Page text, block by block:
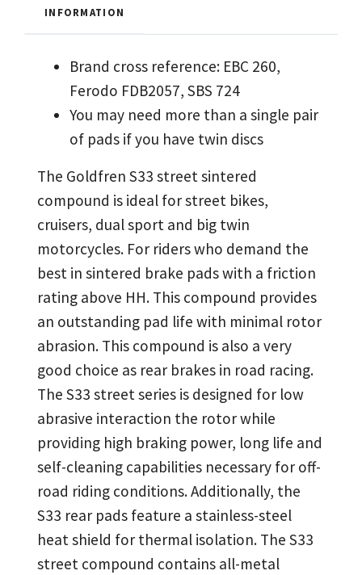
INFORMATION
Brand cross reference: EBC 260,
Ferodo FDB2057, SBS 724
You may need more than a single pair
of pads if you have twin discs
The Goldfren S33 street sintered
compound is ideal for street bikes,
cruisers, dual sport and big twin
motorcycles. For riders who demand the
best in sintered brake pads with a friction
rating above HH. This compound provides
an outstanding pad life with minimal rotor
abrasion. This compound is also a very
good choice as rear brakes in road racing.
The S33 street series is designed for low
abrasive interaction the rotor while
providing high braking power, long life and
self-cleaning capabilities necessary for off-
road riding conditions. Additionally, the
S33 rear pads feature a stainless-steel
heat shield for thermal isolation. The S33
street compound contains all-metal